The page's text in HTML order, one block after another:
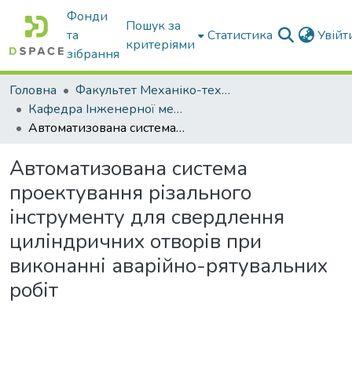
Фонди
та
зібрання
Пошук за
критеріями
Статистика
Головна
Факультет Механіко-технологічний
Кафедра Інженерної механіки та комп'ютерного проектування
Автоматизована система проектування різального інструменту для свердлення циліндричних отворів при виконанні аварійно-рятувальних робіт
Автоматизована система
проектування різального
інструменту для свердлення
циліндричних отворів при
виконанні аварійно-рятувальних
робіт